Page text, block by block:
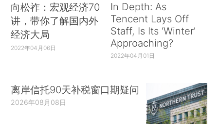
向松祚：宏观经济70
讲，带你了解国内外
经济大局
2022年04月06日
In Depth: As
Tencent Lays Off
Staff, Is Its ‘Winter’
Approaching?
2022年04月01日
离岸信托90天补税窗口期疑问
2026年08月08日